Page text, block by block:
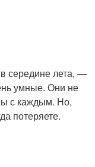
середине лета, —
умные. Они не
с каждым. Но,
потеряете.